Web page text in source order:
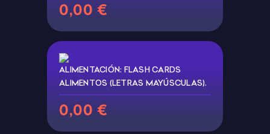
0,00 €
ALIMENTACIÓN: FLASH CARDS
ALIMENTOS (LETRAS MAYÚSCULAS).
0,00 €